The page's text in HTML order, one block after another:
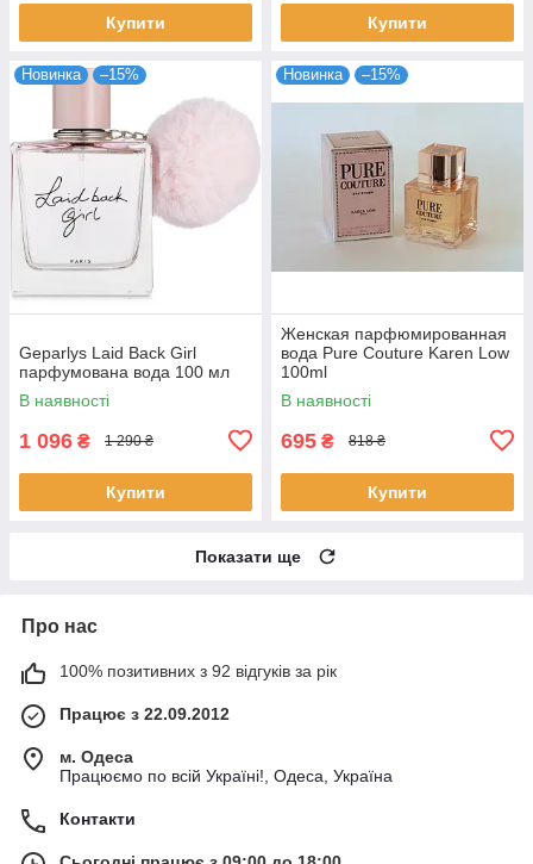
Купити Купити
Новинка –15%
Geparlys Laid Back Girl
парфумована вода 100 мл
В наявності
1 096 ₴ 1 290 ₴
Купити
Новинка –15%
Женская парфюмированная
вода Pure Couture Karen Low
100ml
В наявності
695 ₴ 818 ₴
Купити
Показати ще
Про нас
100% позитивних з 92 відгуків за рік
Працює з 22.09.2012
м. Одеса
Працюємо по всій Україні!, Одеса, Україна
Контакти